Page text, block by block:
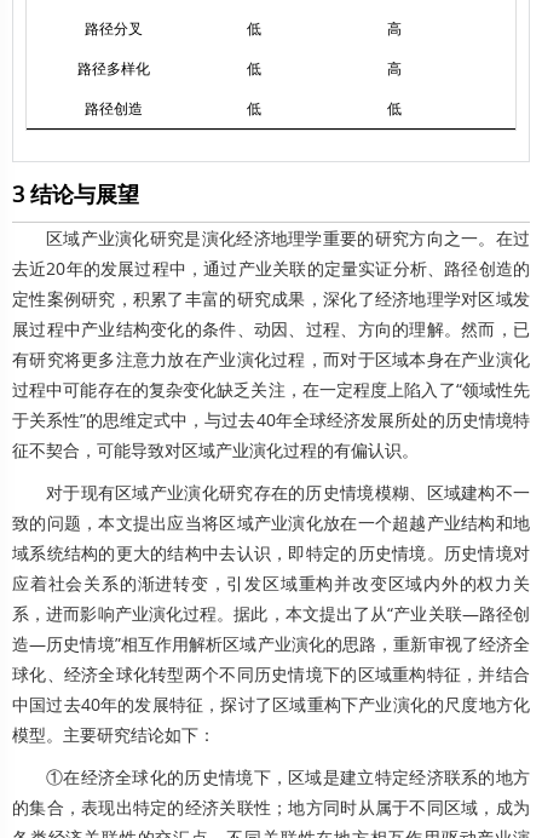
路径分叉 低 高
路径多样化 低 高
路径创造 低 低
3 结论与展望
区域产业演化研究是演化经济地理学重要的研究方向之一。在过
去近20年的发展过程中，通过产业关联的定量实证分析、路径创造的
定性案例研究，积累了丰富的研究成果，深化了经济地理学对区域发
展过程中产业结构变化的条件、动因、过程、方向的理解。然而，已
有研究将更多注意力放在产业演化过程，而对于区域本身在产业演化
过程中可能存在的复杂变化缺乏关注，在一定程度上陷入了“领域性先
于关系性”的思维定式中，与过去40年全球经济发展所处的历史情境特
征不契合，可能导致对区域产业演化过程的有偏认识。
对于现有区域产业演化研究存在的历史情境模糊、区域建构不一
致的问题，本文提出应当将区域产业演化放在一个超越产业结构和地
域系统结构的更大的结构中去认识，即特定的历史情境。历史情境对
应着社会关系的渐进转变，引发区域重构并改变区域内外的权力关
系，进而影响产业演化过程。据此，本文提出了从“产业关联—路径创
造—历史情境”相互作用解析区域产业演化的思路，重新审视了经济全
球化、经济全球化转型两个不同历史情境下的区域重构特征，并结合
中国过去40年的发展特征，探讨了区域重构下产业演化的尺度地方化
模型。主要研究结论如下：
①在经济全球化的历史情境下，区域是建立特定经济联系的地方
的集合，表现出特定的经济关联性；地方同时从属于不同区域，成为